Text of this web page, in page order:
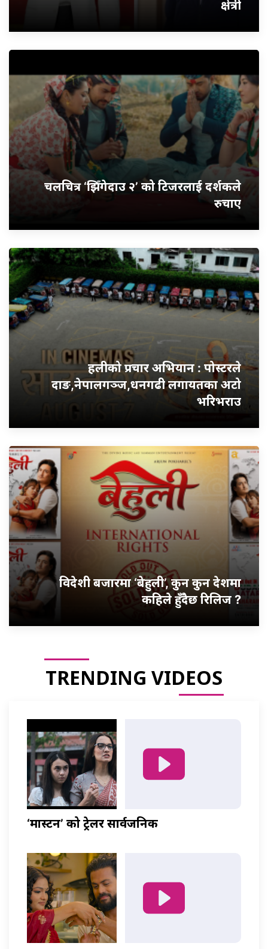
क्षेत्री
चलचित्र ‘झिँगेदाउ २’ को टिजरलाई दर्शकले
रुचाए
हलीको प्रचार अभियान : पोस्टरले
दाङ,नेपालगञ्ज,धनगढी लगायतका अटो
भरिभराउ
विदेशी बजारमा ‘बेहुली’, कुन कुन देशमा
कहिले हुँदैछ रिलिज ?
TRENDING VIDEOS
‘मास्टर्नी’ को ट्रेलर सार्वजनिक